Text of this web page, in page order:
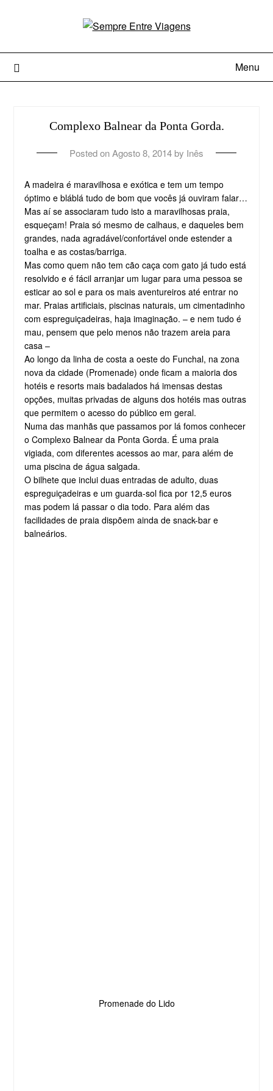
Menu
Complexo Balnear da Ponta Gorda.
Posted onAgosto 8, 2014 by Inês
A madeira é maravilhosa e exótica e tem um tempo
óptimo e bláblá tudo de bom que vocês já ouviram falar…
Mas aí se associaram tudo isto a maravilhosas praia,
esqueçam! Praia só mesmo de calhaus, e daqueles bem
grandes, nada agradável/confortável onde estender a
toalha e as costas/barriga.
Mas como quem não tem cão caça com gato já tudo está
resolvido e é fácil arranjar um lugar para uma pessoa se
esticar ao sol e para os mais aventureiros até entrar no
mar. Praias artificiais, piscinas naturais, um cimentadinho
com espreguiçadeiras, haja imaginação. – e nem tudo é
mau, pensem que pelo menos não trazem areia para
casa –
Ao longo da linha de costa a oeste do Funchal, na zona
nova da cidade (Promenade) onde ficam a maioria dos
hotéis e resorts mais badalados há imensas destas
opções, muitas privadas de alguns dos hotéis mas outras
que permitem o acesso do público em geral.
Numa das manhãs que passamos por lá fomos conhecer
o Complexo Balnear da Ponta Gorda. É uma praia
vigiada, com diferentes acessos ao mar, para além de
uma piscina de água salgada.
O bilhete que inclui duas entradas de adulto, duas
espreguiçadeiras e um guarda-sol fica por 12,5 euros
mas podem lá passar o dia todo. Para além das
facilidades de praia dispõem ainda de snack-bar e
balneários.
Promenade do Lido